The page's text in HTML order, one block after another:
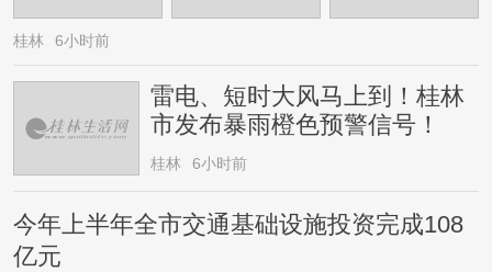
桂林 6小时前
雷电、短时大风马上到！桂林
市发布暴雨橙色预警信号！
桂林 6小时前
今年上半年全市交通基础设施投资完成108
亿元